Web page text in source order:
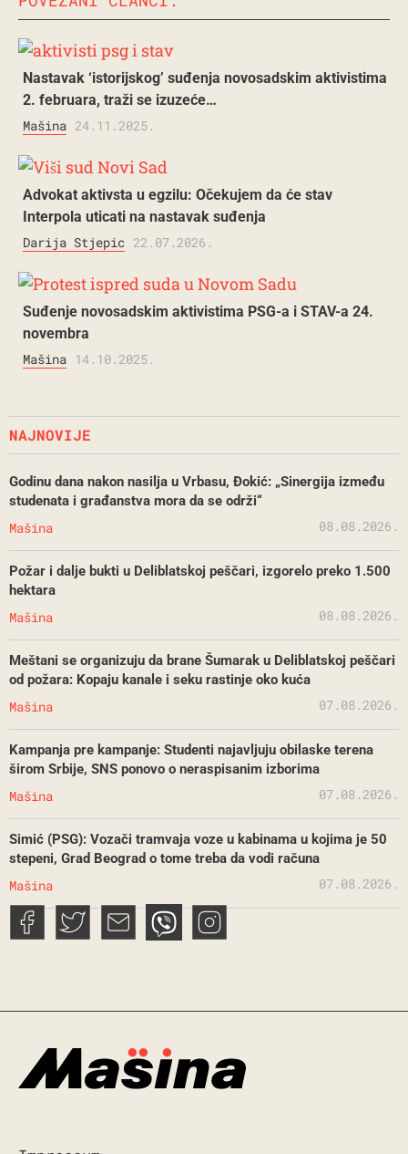
Nastavak ‘istorijskog’ suđenja novosadskim aktivistima
2. februara, traži se izuzeće…
Mašina 24.11.2025.
Advokat aktivsta u egzilu: Očekujem da će stav
Interpola uticati na nastavak suđenja
Darija Stjepic 22.07.2026.
Suđenje novosadskim aktivistima PSG-a i STAV-a 24.
novembra
Mašina 14.10.2025.
NAJNOVIJE
Godinu dana nakon nasilja u Vrbasu, Đokić: „Sinergija između
studenata i građanstva mora da se održi“
Mašina 08.08.2026.
Požar i dalje bukti u Deliblatskoj peščari, izgorelo preko 1.500
hektara
Mašina 08.08.2026.
Meštani se organizuju da brane Šumarak u Deliblatskoj peščari
od požara: Kopaju kanale i seku rastinje oko kuća
Mašina 07.08.2026.
Kampanja pre kampanje: Studenti najavljuju obilaske terena
širom Srbije, SNS ponovo o neraspisanim izborima
Mašina 07.08.2026.
Simić (PSG): Vozači tramvaja voze u kabinama u kojima je 50
stepeni, Grad Beograd o tome treba da vodi računa
Mašina 07.08.2026.